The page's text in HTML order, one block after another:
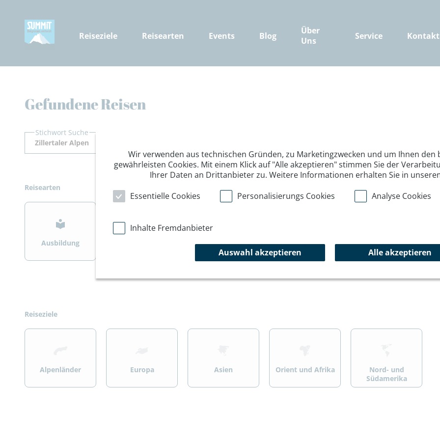
Reiseziele Reisearten Events Blog
Über
Uns
Service Kontakt
Gefundene Reisen
Stichwort Suche
Reisearten
>
Ausbildung Wintersport Wandern/Trekking Summit Specials
Reiseziele
>
Alpenländer
>
Europa
>
Asien
>
Orient und Afrika
>
Nord- und
Südamerika
Wir verwenden aus technischen Gründen, zu Marketingzwecken und um Ihnen den
gewährleisten Cookies. Mit einem Klick auf "Alle akzeptieren" stimmen Sie der
Ihrer Daten an Drittanbieter zu. Weitere Informationen erhalten Sie in
Essentielle Cookies
Personalisierungs Cookies Analyse Cookies
Inhalte Fremdanbieter
Auswahl akzeptieren Alle akzeptieren